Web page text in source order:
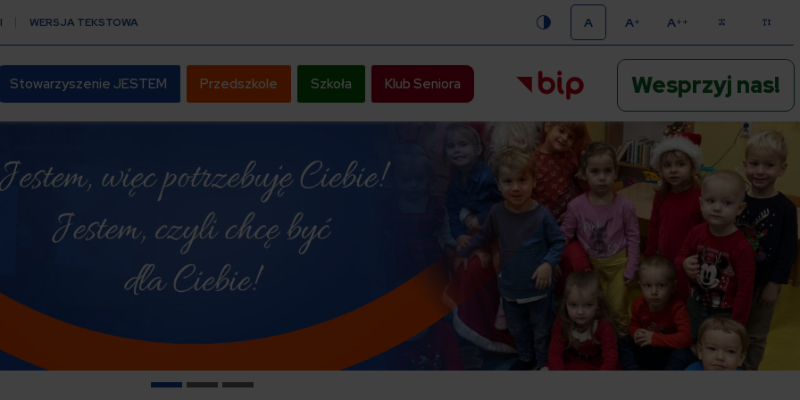
WERSJA TEKSTOWA Kontrast ARozmiar 1 A+
Rozmiar 2 A++
Rozmiar 3 Odstępy Wysokość
Stowarzyszenie JESTEM Przedszkole Szkoła Klub Seniora Wesprzyj nas!